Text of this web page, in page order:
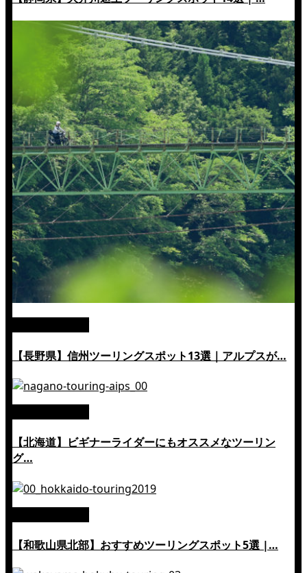
【長野県】信州ツーリングスポット13選｜アルプスが…
【北海道】ビギナーライダーにもオススメなツーリン
グ…
【和歌山県北部】おすすめツーリングスポット5選 |…